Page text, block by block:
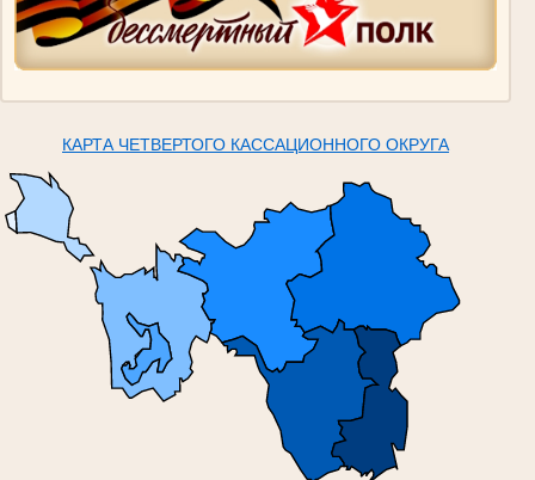
КАРТА ЧЕТВЕРТОГО КАССАЦИОННОГО ОКРУГА